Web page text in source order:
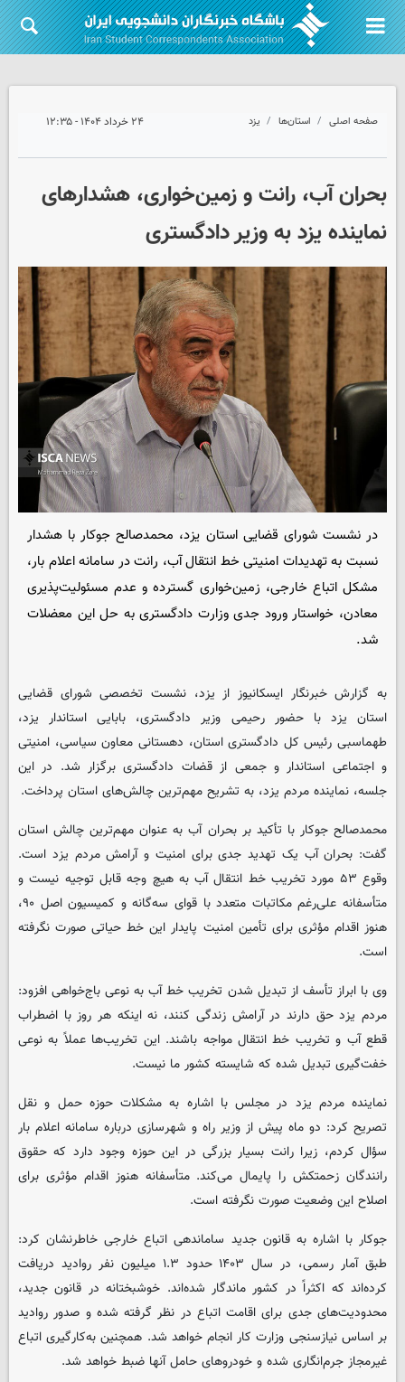
صفحه اصلی استان‌ها یزد ۲۴ خرداد ۱۴۰۴ - ۱۲:۳۵
بحران آب، رانت و زمین‌خواری، هشدارهای
نماینده یزد به وزیر دادگستری
در نشست شورای قضایی استان یزد، محمدصالح جوکار با هشدار
نسبت به تهدیدات امنیتی خط انتقال آب، رانت در سامانه اعلام بار،
مشکل اتباع خارجی، زمین‌خواری گسترده و عدم مسئولیت‌پذیری
معادن، خواستار ورود جدی وزارت دادگستری به حل این معضلات
شد.
به گزارش خبرنگار ایسکانیوز از یزد، نشست تخصصی شورای قضایی
استان یزد با حضور رحیمی وزیر دادگستری، بابایی استاندار یزد،
طهماسبی رئیس کل دادگستری استان، دهستانی معاون سیاسی، امنیتی
و اجتماعی استاندار و جمعی از قضات دادگستری برگزار شد. در این
جلسه، نماینده مردم یزد، به تشریح مهم‌ترین چالش‌های استان پرداخت.
محمدصالح جوکار با تأکید بر بحران آب به عنوان مهم‌ترین چالش استان
گفت: بحران آب یک تهدید جدی برای امنیت و آرامش مردم یزد است.
وقوع ۵۳ مورد تخریب خط انتقال آب به هیچ وجه قابل توجیه نیست و
متأسفانه علی‌رغم مکاتبات متعدد با قوای سه‌گانه و کمیسیون اصل ۹۰،
هنوز اقدام مؤثری برای تأمین امنیت پایدار این خط حیاتی صورت نگرفته
است.
وی با ابراز تأسف از تبدیل شدن تخریب خط آب به نوعی باج‌خواهی افزود:
مردم یزد حق دارند در آرامش زندگی کنند، نه اینکه هر روز با اضطراب
قطع آب و تخریب خط انتقال مواجه باشند. این تخریب‌ها عملاً به نوعی
خفت‌گیری تبدیل شده که شایسته کشور ما نیست.
نماینده مردم یزد در مجلس با اشاره به مشکلات حوزه حمل و نقل
تصریح کرد: دو ماه پیش از وزیر راه و شهرسازی درباره سامانه اعلام بار
سؤال کردم، زیرا رانت بسیار بزرگی در این حوزه وجود دارد که حقوق
رانندگان زحمتکش را پایمال می‌کند. متأسفانه هنوز اقدام مؤثری برای
اصلاح این وضعیت صورت نگرفته است.
جوکار با اشاره به قانون جدید ساماندهی اتباع خارجی خاطرنشان کرد:
طبق آمار رسمی، در سال ۱۴۰۳ حدود ۱.۳ میلیون نفر روادید دریافت
کرده‌اند که اکثراً در کشور ماندگار شده‌اند. خوشبختانه در قانون جدید،
محدودیت‌های جدی برای اقامت اتباع در نظر گرفته شده و صدور روادید
بر اساس نیازسنجی وزارت کار انجام خواهد شد. همچنین به‌کارگیری اتباع
غیرمجاز جرم‌انگاری شده و خودروهای حامل آنها ضبط خواهد شد.